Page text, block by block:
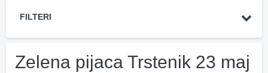
FILTERI
Zelena pijaca Trstenik 23 maj